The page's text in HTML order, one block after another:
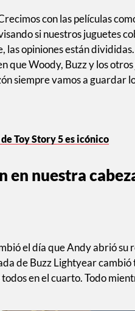
con las películas
si nuestros juguetes
las opiniones están
que Woody, Buzz y los
siempre vamos a guardar
Toy Story 5 es icónico
en nuestra
el día que Andy abrió su
de Buzz Lightyear cambió
en el cuarto. Todo